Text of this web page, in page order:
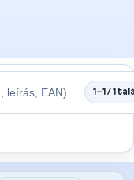
1–1 / 1